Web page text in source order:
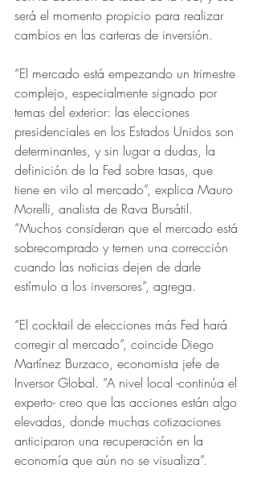
será el momento propicio para realizar
cambios en las carteras de inversión.
“El mercado está empezando un trimestre
complejo, especialmente signado por
temas del exterior: las elecciones
presidenciales en los Estados Unidos son
determinantes, y sin lugar a dudas, la
definición de la Fed sobre tasas, que
tiene en vilo al mercado”, explica Mauro
Morelli, analista de Rava Bursátil.
“Muchos consideran que el mercado está
sobrecomprado y temen una corrección
cuando las noticias dejen de darle
estímulo a los inversores”, agrega.
“El cocktail de elecciones más Fed hará
corregir al mercado”, coincide Diego
Martínez Burzaco, economista jefe de
Inversor Global. “A nivel local -continúa el
experto- creo que las acciones están algo
elevadas, donde muchas cotizaciones
anticiparon una recuperación en la
economía que aún no se visualiza”.